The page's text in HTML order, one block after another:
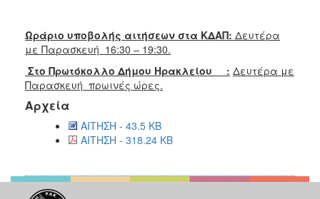
Ωράριο υποβολής αιτήσεων στα ΚΔΑΠ: Δευτέρα
με Παρασκευή 16:30 – 19:30.
Στο Πρωτόκολλο Δήμου Ηρακλείου : Δευτέρα με
Παρασκευή πρωινές ώρες.
Αρχεία
ΑΙΤΗΣΗ - 43.5 KB
ΑΙΤΗΣΗ - 318.24 KB